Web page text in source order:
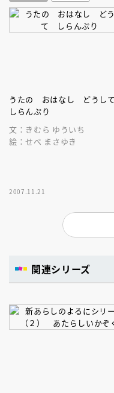
うたの おはなし どうし
しらんぷり
文：きむら ゆういち
絵：せべ まさゆき
2007.11.21
関連シリーズ